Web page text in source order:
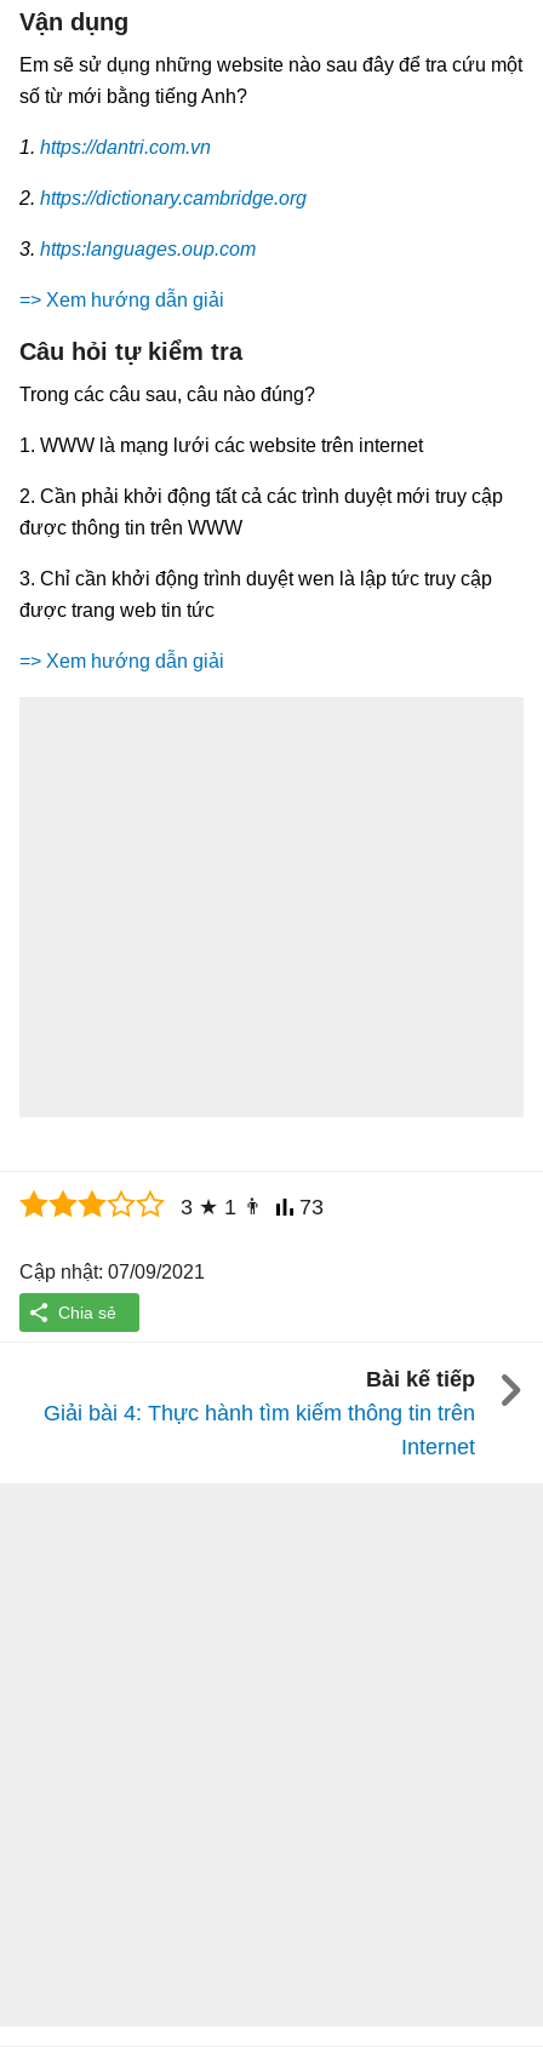
Vận dụng
Em sẽ sử dụng những website nào sau đây để tra cứu một
số từ mới bằng tiếng Anh?
1. https://dantri.com.vn
2. https://dictionary.cambridge.org
3. https:languages.oup.com
=> Xem hướng dẫn giải
Câu hỏi tự kiểm tra
Trong các câu sau, câu nào đúng?
1. WWW là mạng lưới các website trên internet
2. Cần phải khởi động tất cả các trình duyệt mới truy cập
được thông tin trên WWW
3. Chỉ cần khởi động trình duyệt wen là lập tức truy cập
được trang web tin tức
=> Xem hướng dẫn giải
3 ★ 1 👨 73
Cập nhật: 07/09/2021
Bài kế tiếp
Giải bài 4: Thực hành tìm kiếm thông tin trên
Internet